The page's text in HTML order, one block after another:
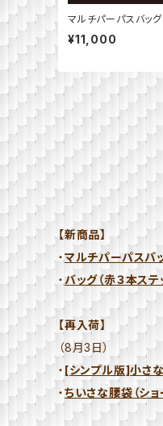
マルチパーパスバッ
¥11,000
【新商品】
・マルチパーパス
・バッグ（赤３本ステ
【再入荷】
（8月3日）
・ [シンプル版]小さ
・ちいさな腰袋（ショ